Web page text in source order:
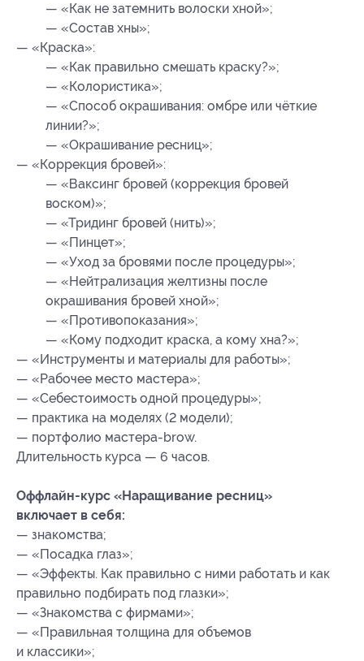
— «Как не затемнить волоски хной»;
— «Состав хны»;
— «Краска»:
— «Как правильно смешать краску?»;
— «Колористика»;
— «Способ окрашивания: омбре или чёткие
линии?»;
— «Окрашивание ресниц»;
— «Коррекция бровей»:
— «Ваксинг бровей (коррекция бровей
воском)»;
— «Тридинг бровей (нить)»;
— «Пинцет»;
— «Уход за бровями после процедуры»;
— «Нейтрализация желтизны после
окрашивания бровей хной»;
— «Противопоказания»;
— «Кому подходит краска, а кому хна?»;
— «Инструменты и материалы для работы»;
— «Рабочее место мастера»;
— «Себестоимость одной процедуры»;
— практика на моделях (2 модели);
— портфолио мастера-brow.
Длительность курса — 6 часов.
Оффлайн-курс «Наращивание ресниц»
включает в себя:
— знакомства;
— «Посадка глаз»;
— «Эффекты. Как правильно с ними работать и как
правильно подбирать под глазки»;
— «Знакомства с фирмами»;
— «Правильная толщина для объемов
и классики»;